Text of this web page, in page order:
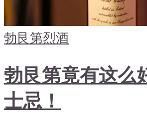
勃艮第烈酒
勃艮第竟有这么
士忌！